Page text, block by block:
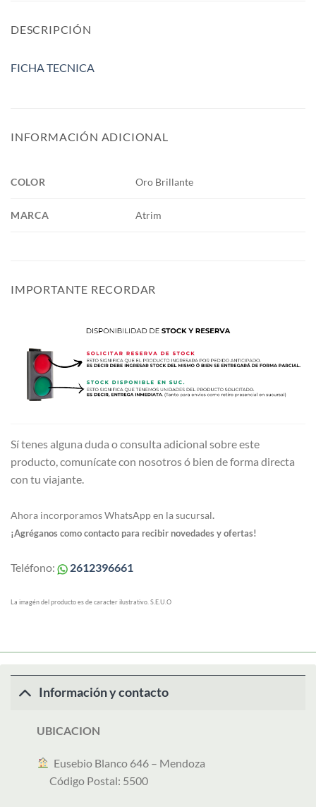
DESCRIPCIÓN
FICHA TECNICA
INFORMACIÓN ADICIONAL
COLOR Oro Brillante
MARCA Atrim
IMPORTANTE RECORDAR
Sí tenes alguna duda o consulta adicional sobre este
producto, comunícate con nosotros ó bien de forma directa
con tu viajante.
Ahora incorporamos WhatsApp en la sucursal.
¡Agréganos como contacto para recibir novedades y ofertas!
Teléfono: 2612396661
La imagén del producto es de caracter ilustrativo. S.E.U.O
Información y contacto
UBICACION
︎ Eusebio Blanco 646 – Mendoza
Código Postal: 5500